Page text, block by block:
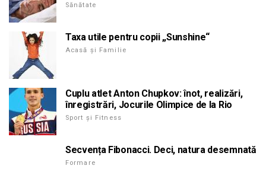
Sănătate
Taxa utile pentru copii „Sunshine“
Acasă și Familie
Cuplu atlet Anton Chupkov: înot, realizări,
înregistrări, Jocurile Olimpice de la Rio
Sport și Fitness
Secvența Fibonacci. Deci, natura desemnată
Formare